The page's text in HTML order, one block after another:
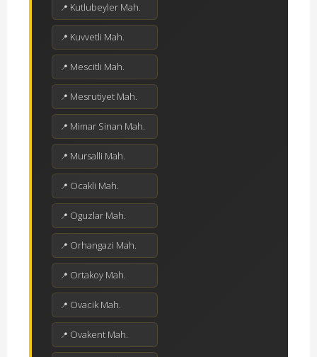
Kutlubeyler Mah.
Kuvvetli Mah.
Mescitli Mah.
Mesrutiyet Mah.
Mimar Sinan Mah.
Mursalli Mah.
Ocakli Mah.
Oguzlar Mah.
Orhangazi Mah.
Ortakoy Mah.
Ovacik Mah.
Ovakent Mah.